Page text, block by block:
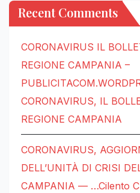
Recent Comments
CORONAVIRUS IL
REGIONE CAMPANIA –
CORONAVIRUS, IL
REGIONE CAMPANIA
CORONAVIRUS,
DELL’UNITÀ DI CRISI
CAMPANIA — …Cilento